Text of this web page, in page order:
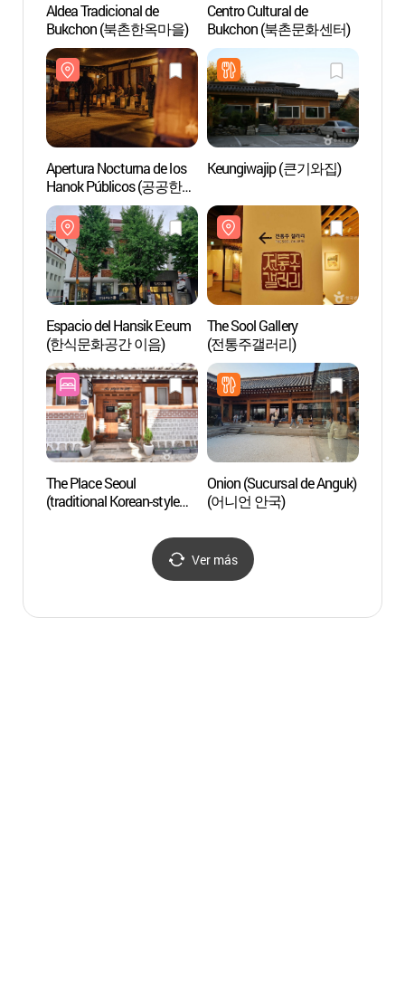
Aldea Tradicional de
Bukchon (북촌한옥마을)
Centro Cultural de
Bukchon (북촌문화센터)
Apertura Nocturna de los
Hanok Públicos (공공한옥
밤마실)
Keungiwajip (큰기와집)
Espacio del Hansik E:eum
(한식문화공간 이음)
The Sool Gallery
(전통주갤러리)
The Place Seoul
(traditional Korean-style
Onion (Sucursal de Anguk)
(어니언 안국)
Ver más